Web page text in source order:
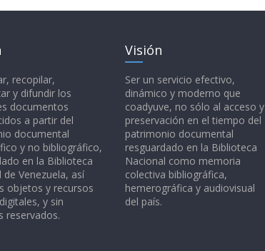
recopilar,
y difundir los
documentos
a partir del
documental
y no bibliográfico,
en la Biblioteca
de Venezuela, así
objetos y recursos
y sin
reservados.
Visión
Ser un servicio efectivo,
dinámico y moderno que
coadyuve, no sólo al acceso y
preservación en el tiempo del
patrimonio documental
resguardado en la Biblioteca
Nacional como memoria
colectiva bibliográfica,
hemerográfica y audiovisual
del país.